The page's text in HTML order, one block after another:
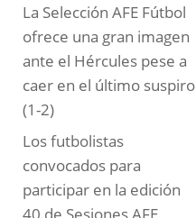
La Selección AFE Fútbol
ofrece una gran imagen
ante el Hércules pese a
caer en el último suspiro
(1-2)
Los futbolistas
convocados para
participar en la edición